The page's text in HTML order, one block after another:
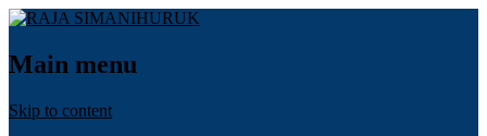
Main menu
Skip to content